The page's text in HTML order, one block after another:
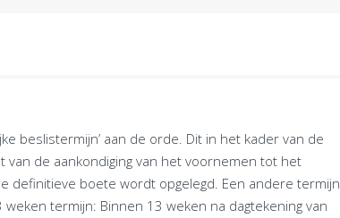
beslistermijn’ aan de orde. Dit in het kader van de
de aankondiging van het voornemen tot het
definitieve boete wordt opgelegd. Een andere termijn
termijn: Binnen 13 weken na dagtekening van